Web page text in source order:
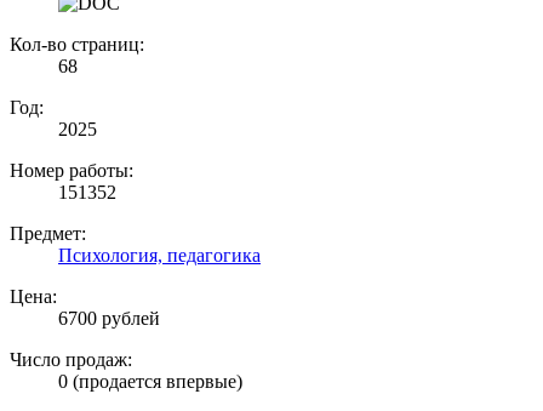
Кол-во страниц:
68
Год:
2025
Номер работы:
151352
Предмет:
Психология, педагогика
Цена:
6700 рублей
Число продаж:
0 (продается впервые)